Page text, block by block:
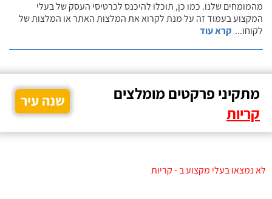
מהמומחים שלנו. כמו כן, תוכלו להיכנס לכרטיסי העסק של בעלי
המקצוע בעמוד זה על מנת לקרוא את המלצות האתר או המלצות של
לקוחו... קרא עוד
מתקיני פרקטים מומלצים
קריות
שנה עיר
לא נמצאו בעלי מקצוע ב - קריות